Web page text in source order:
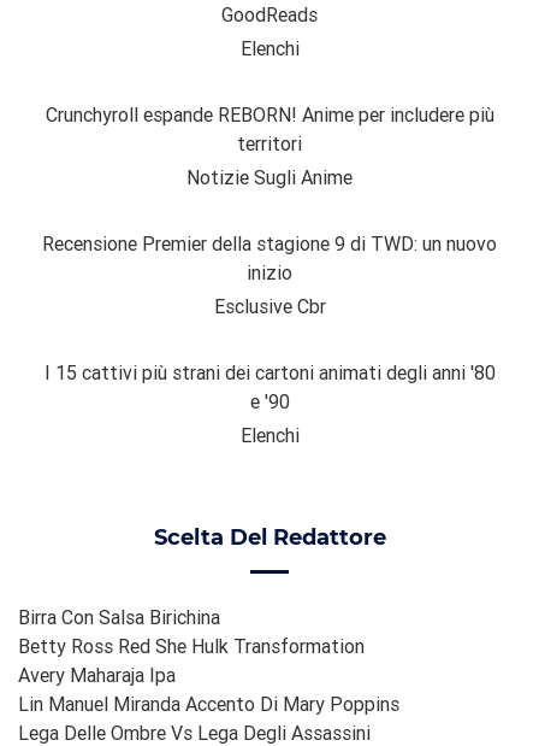
GoodReads
Elenchi
Crunchyroll espande REBORN! Anime per includere più
territori
Notizie Sugli Anime
Recensione Premier della stagione 9 di TWD: un nuovo
inizio
Esclusive Cbr
I 15 cattivi più strani dei cartoni animati degli anni '80
e '90
Elenchi
Scelta Del Redattore
Birra Con Salsa Birichina
Betty Ross Red She Hulk Transformation
Avery Maharaja Ipa
Lin Manuel Miranda Accento Di Mary Poppins
Lega Delle Ombre Vs Lega Degli Assassini